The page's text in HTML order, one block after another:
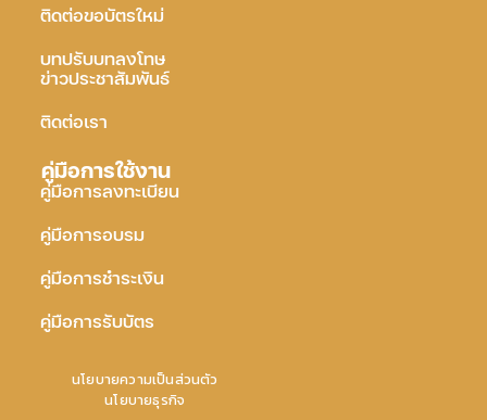
ติดต่อขอบัตรใหม่
บทปรับบทลงโทษ
ข่าวประชาสัมพันธ์
ติดต่อเรา
คู่มือการใช้งาน
คู่มือการลงทะเบียน
คู่มือการอบรม
คู่มือการชำระเงิน
คู่มือการรับบัตร
นโยบายความเป็นส่วนตัว
นโยบายธุรกิจ